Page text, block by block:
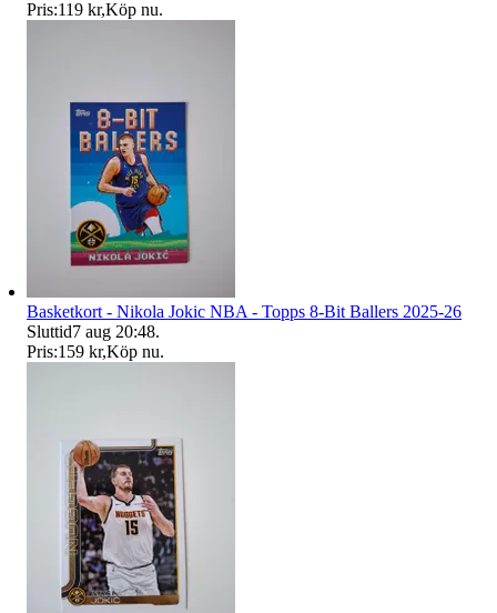
Pris:119 kr,Köp nu.
Basketkort - Nikola Jokic NBA - Topps 8-Bit Ballers 2025-26
Sluttid7 aug 20:48.
Pris:159 kr,Köp nu.